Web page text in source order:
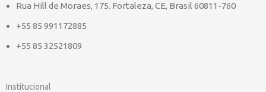
Rua Hill de Moraes, 175. Fortaleza, CE, Brasil 60811-760
+55 85 991172885
+55 85 32521809
Institucional